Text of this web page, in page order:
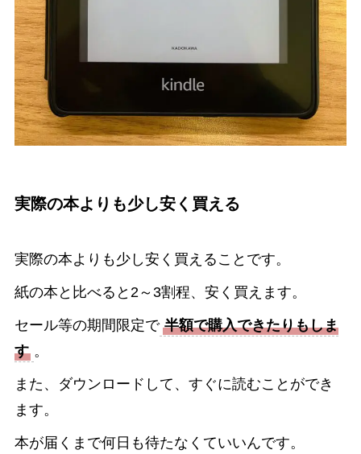
実際の本よりも少し安く買える
実際の本よりも少し安く買えることです。
紙の本と比べると2～3割程、安く買えます。
セール等の期間限定で 半額で購入できたりもしま
す 。
また、ダウンロードして、すぐに読むことができ
ます。
本が届くまで何日も待たなくていいんです。